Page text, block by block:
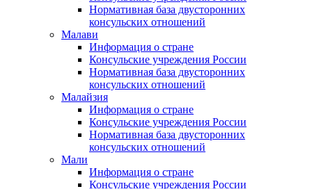
Нормативная база двусторонних
консульских отношений
Малави
Информация о стране
Консульские учреждения России
Нормативная база двусторонних
консульских отношений
Малайзия
Информация о стране
Консульские учреждения России
Нормативная база двусторонних
консульских отношений
Мали
Информация о стране
Консульские учреждения России